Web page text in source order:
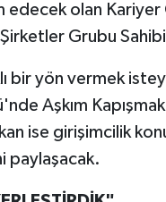
olan Kariyer
Şirketler Grubu
bir yön vermek
Aşkım
ise girişimcilik
paylaşacak.